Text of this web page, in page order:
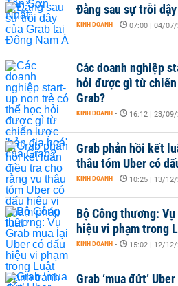
Đằng sau sự trỗi
KINH DOANH - 07:00 | 04/07/
Các doanh nghiệp
hỏi được gì từ
Grab?
KINH DOANH - 16:12 | 23/
Grab phản hồi kết
thâu tóm Uber có
KINH DOANH - 10:25 | 13/
Bộ Công thương:
hiệu vi phạm trong
KINH DOANH - 15:02 | 12/
Grab ‘mua đứt’